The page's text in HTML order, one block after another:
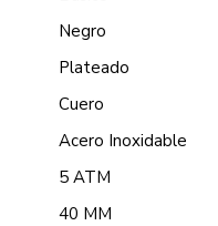
Negro
Plateado
Cuero
Acero Inoxidable
5 ATM
40 MM